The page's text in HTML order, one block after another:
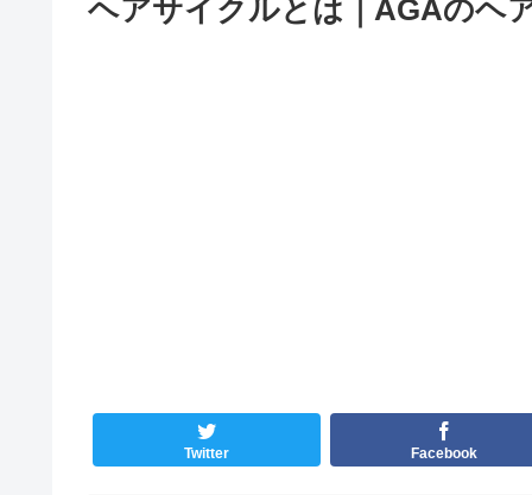
ヘアサイクルとは｜AGAのヘ
Twitter Facebook